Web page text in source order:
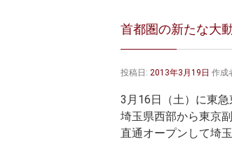
ろ
し
く
願
し
ま
す」
は
首都圏の新たな大
投稿日: 2013年3月19日 作成
3月16日（土）に東
埼玉県西部から東京
直通オープンして埼